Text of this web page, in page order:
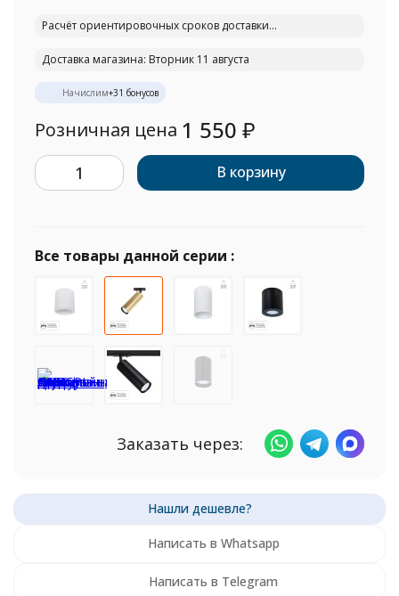
Расчёт ориентировочных сроков доставки...
Доставка магазина: Вторник 11 августа
Начислим+31 бонусов
Розничная цена 1 550 ₽
В корзину
Все товары данной серии :
Заказать через:
Написать в Whatsapp
Написать в Telegram